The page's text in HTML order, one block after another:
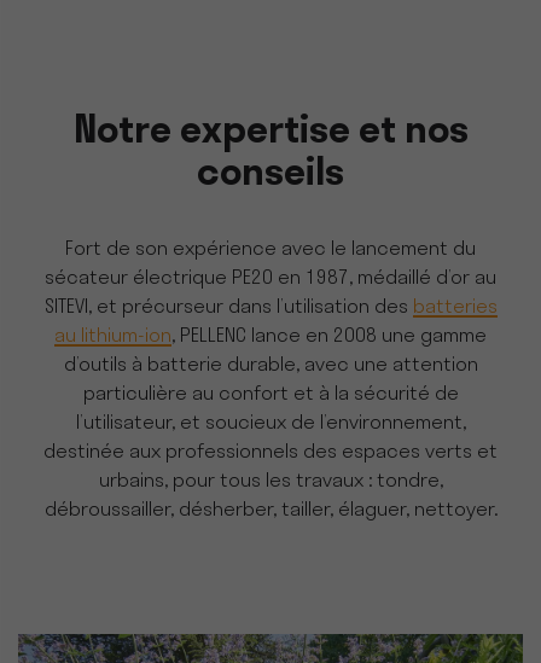
Notre expertise et nos
conseils
Fort de son expérience avec le lancement du
sécateur électrique PE20 en 1987, médaillé d’or au
SITEVI, et précurseur dans l’utilisation des batteries
au lithium-ion, PELLENC lance en 2008 une gamme
d’outils à batterie durable, avec une attention
particulière au confort et à la sécurité de
l’utilisateur, et soucieux de l’environnement,
destinée aux professionnels des espaces verts et
urbains, pour tous les travaux : tondre,
débroussailler, désherber, tailler, élaguer, nettoyer.